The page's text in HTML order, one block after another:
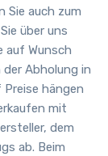
Sie auch zum
über uns
auf Wunsch
Abholung in
Preise hängen
mit
dem
ab. Beim